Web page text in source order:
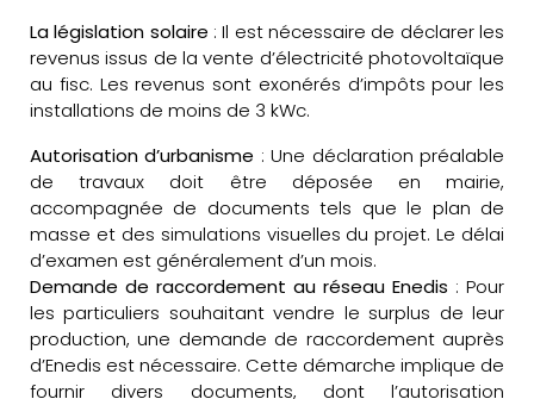
La législation solaire : Il est nécessaire de déclarer les
revenus issus de la vente d’électricité photovoltaïque
au fisc. Les revenus sont exonérés d’impôts pour les
installations de moins de 3 kWc.
Autorisation d’urbanisme : Une déclaration préalable
de travaux doit être déposée en mairie,
accompagnée de documents tels que le plan de
masse et des simulations visuelles du projet. Le délai
d’examen est généralement d’un mois.
Demande de raccordement au réseau Enedis : Pour
les particuliers souhaitant vendre le surplus de leur
production, une demande de raccordement auprès
d’Enedis est nécessaire. Cette démarche implique de
fournir divers documents, dont l’autorisation